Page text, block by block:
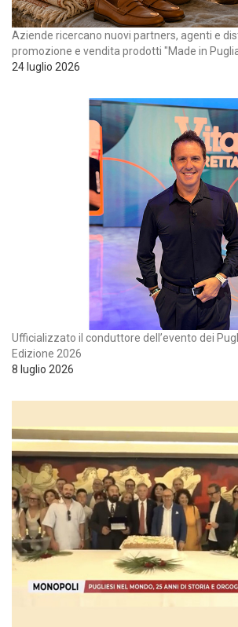
Aziende ricercano nuovi partners, agenti e
promozione e vendita prodotti "Made in
24 luglio 2026
Ufficializzato il conduttore dell’evento dei
Edizione 2026
8 luglio 2026